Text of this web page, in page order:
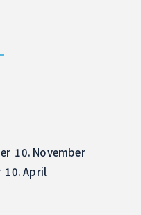
10. November
10. April